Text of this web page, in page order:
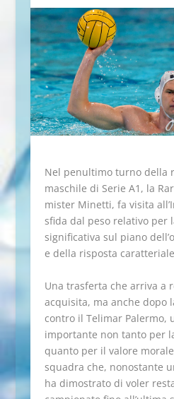
Nel penultimo turno della
maschile di Serie A1, la
mister Minetti, fa visita
sfida dal peso relativo per
significativa sul piano
e della risposta
Una trasferta che arriva a
acquisita, ma anche dopo
contro il Telimar Palermo,
importante non tanto per
quanto per il valore
squadra che, nonostante
ha dimostrato di voler